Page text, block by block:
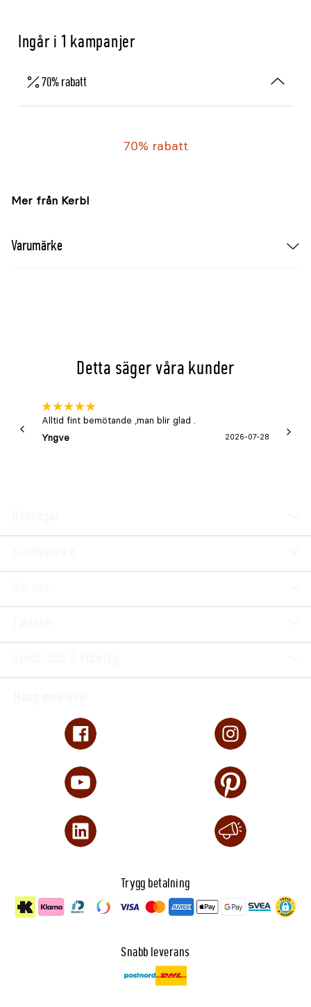
Ingår i 1 kampanjer
70% rabatt
70% rabatt
Mer från Kerbl
Varumärke
Detta säger våra kunder
Alltid fint bemötande ,man blir glad .
Yngve
2026-07-28
Trygg betalning
Snabb leverans